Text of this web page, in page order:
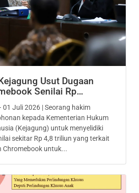
Usut Dugaan
Senilai Rp…
Juli 2026 | Seorang hakim
kepada Kementerian Hukum
(Kejagung) untuk menyelidiki
sekitar Rp 4,8 triliun yang terkait
Chromebook untuk...